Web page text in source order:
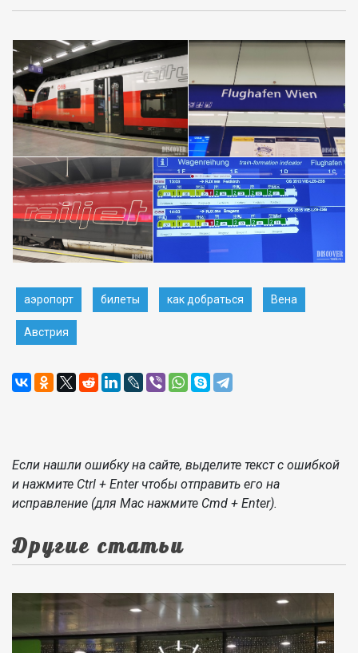
аэропорт билеты как добраться Вена
Австрия
Если нашли ошибку на сайте, выделите текст с ошибкой
и нажмите Ctrl + Enter чтобы отправить его на
исправление (для Mac нажмите Cmd + Enter).
Другие статьи